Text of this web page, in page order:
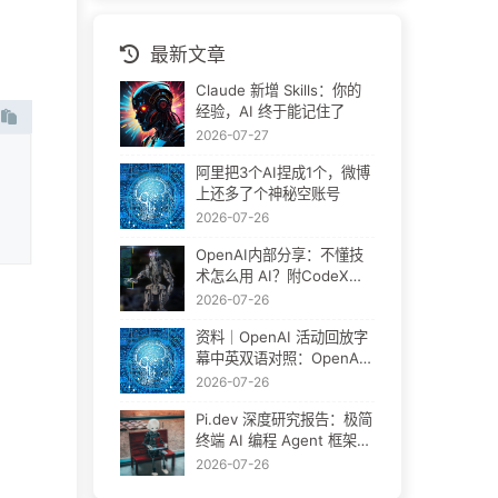
最新文章
Claude 新增 Skills：你的
经验，AI 终于能记住了
2026-07-27
阿里把3个AI捏成1个，微博
上还多了个神秘空账号
2026-07-26
OpenAI内部分享：不懂技
术怎么用 AI？附CodeX官
方教程
2026-07-26
资料｜OpenAI 活动回放字
幕中英双语对照：OpenAI
团队怎么用 Codex 做非编
2026-07-26
Pi.dev 深度研究报告：极简
终端 AI 编程 Agent 框架完
全拆解
2026-07-26